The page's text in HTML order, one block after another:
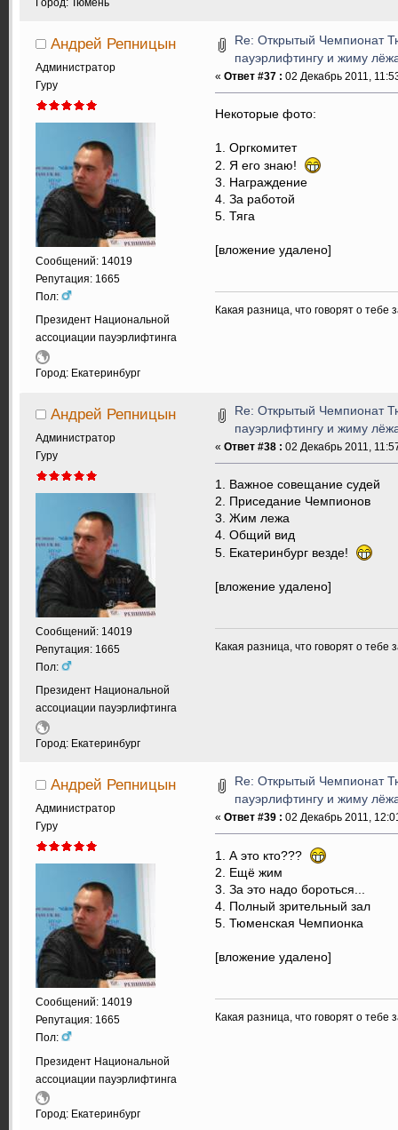
Андрей Репницын
Администратор
Гуру
Сообщений: 14019
Репутация: 1665
Пол:
Президент Национальной
ассоциации пауэрлифтинга
Город: Екатеринбург
Re: Открытый Чемпионат
пауэрлифтингу и жиму
« Ответ #37 : 02 Декабрь 2011,
Некоторые фото:
1. Оргкомитет
2. Я его знаю!
3. Награждение
4. За работой
5. Тяга
[вложение удалено]
Какая разница, что говорят о
Андрей Репницын
Администратор
Гуру
Сообщений: 14019
Репутация: 1665
Пол:
Президент Национальной
ассоциации пауэрлифтинга
Город: Екатеринбург
Re: Открытый Чемпионат
пауэрлифтингу и жиму
« Ответ #38 : 02 Декабрь 2011,
1. Важное совещание судей
2. Приседание Чемпионов
3. Жим лежа
4. Общий вид
5. Екатеринбург везде!
[вложение удалено]
Какая разница, что говорят о
Андрей Репницын
Администратор
Гуру
Сообщений: 14019
Репутация: 1665
Пол:
Президент Национальной
ассоциации пауэрлифтинга
Город: Екатеринбург
Re: Открытый Чемпионат
пауэрлифтингу и жиму
« Ответ #39 : 02 Декабрь 2011,
1. А это кто???
2. Ещё жим
3. За это надо бороться...
4. Полный зрительный зал
5. Тюменская Чемпионка
[вложение удалено]
Какая разница, что говорят о